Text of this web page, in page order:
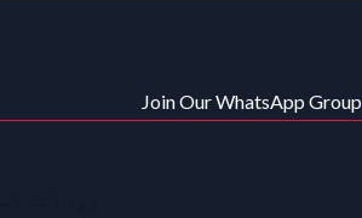
Join Our WhatsApp Group